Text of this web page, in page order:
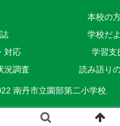
本校の
学校だ
対応
学習支
況調査
読み語り
南丹市立園部第二小学校.